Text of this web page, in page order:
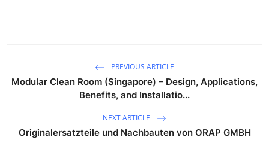
PREVIOUS ARTICLE
Modular Clean Room (Singapore) – Design, Applications,
Benefits, and Installatio...
NEXT ARTICLE
Originalersatzteile und Nachbauten von ORAP GMBH